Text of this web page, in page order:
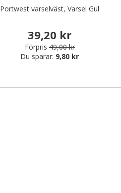
Portwest varselväst, Varsel Gul
39,20 kr
Förpris 49,00 kr
Du sparar: 9,80 kr